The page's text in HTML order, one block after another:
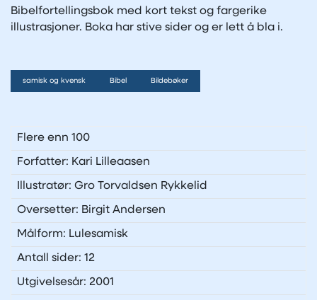
Bibelfortellingsbok med kort tekst og fargerike
illustrasjoner. Boka har stive sider og er lett å bla i.
samisk og kvensk Bibel Bildebøker
Flere enn 100
Forfatter: Kari Lilleaasen
Illustratør: Gro Torvaldsen Rykkelid
Oversetter: Birgit Andersen
Målform: Lulesamisk
Antall sider: 12
Utgivelsesår: 2001